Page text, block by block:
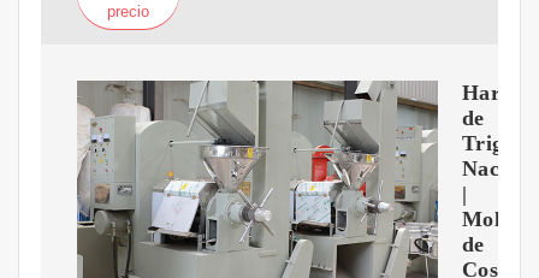
precio
Harina
de
Trigo
|
de
Costa